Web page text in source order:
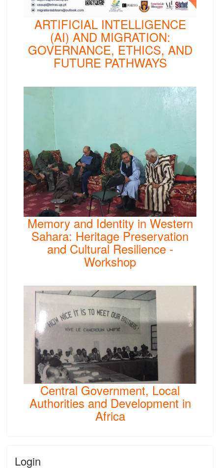
ARTIFICIAL INTELLIGENCE
(AI) AND MIGRATION:
GOVERNANCE, ETHICS, AND
FUTURE PATHWAYS
Memory and Identity in Western
Sahara: Heritage Preservation
and Cultural Resilience -
Workshop
Central Government, Local
Authorities and Development in
Africa
Login